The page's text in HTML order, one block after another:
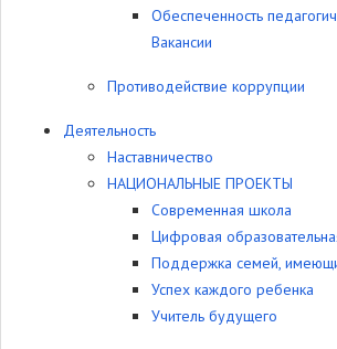
Обеспеченность
Вакансии
Противодействие коррупции
Деятельность
Наставничество
НАЦИОНАЛЬНЫЕ ПРОЕКТЫ
Современная школа
Цифровая
Поддержка семей,
Успех каждого ребенка
Учитель будущего